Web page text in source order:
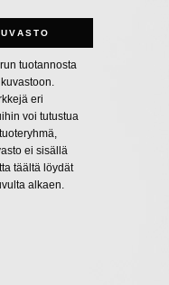
tuotannosta
eri
voi tutustua
ei sisällä
täältä löydät
alkaen.